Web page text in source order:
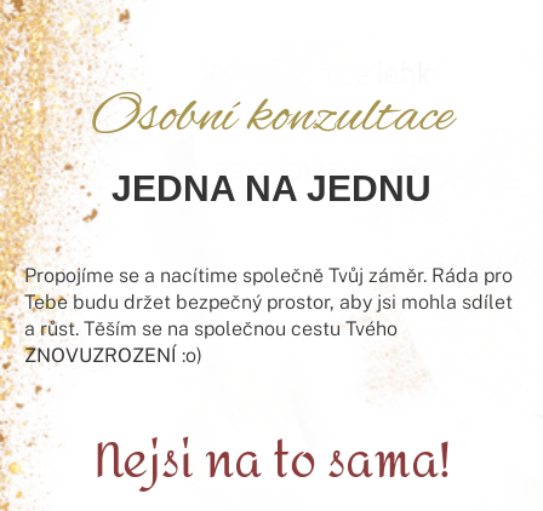
Osobní konzultace
JEDNA NA JEDNU
Propojíme se a nacítime společně Tvůj záměr. Ráda pro
Tebe budu držet bezpečný prostor, aby jsi mohla sdílet
a růst. Těším se na společnou cestu Tvého
ZNOVUZROZENÍ :o)
Nejsi na to sama!